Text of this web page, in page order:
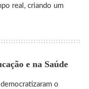
real, criando um
e na Saúde
o